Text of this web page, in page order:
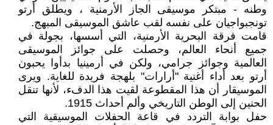
وطنه - مبتكر موسيقى الجاز الأرمنية ، ويطلق أرتو
تونجبواجيان على نفسه لقب عاشق الموسيقى المبهج.
قامت فرقة البحرية الأرمنية، التي أسسها، بجولة في
جميع أنحاء العالم، وحصلت على جوائز الموسيقى
العالمية وجوائز جرامي، ولكن في أرمينيا بدأوا يحبون
أرتو بعد أداء أغنية "أرارات" بلهجة فريدة للغاية. ويرى
الموسيقار أن هذا المقطوعة لقيت هذا الدفء، لأنها تنقل
الحنين إلى الوطن التاريخي وألم أحداث 1915.
حفل بوابة التردد في قاعة الحفلات الموسيقية التي